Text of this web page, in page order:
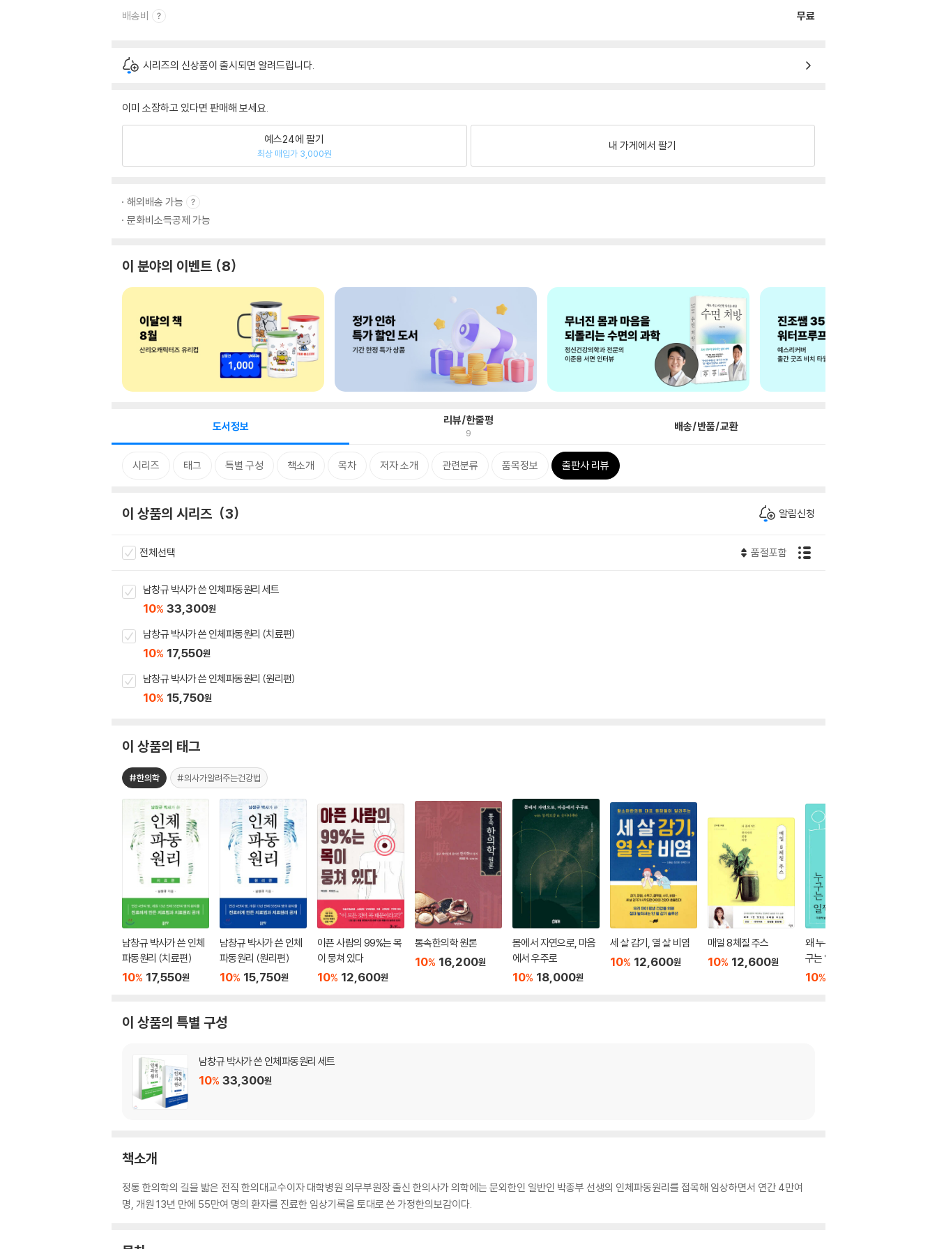
배송비 무료
시리즈의 신상품이 출시되면 알려드립니다.
이미 소장하고 있다면 판매해 보세요.
예스24에 팔기
최상 매입가 3,000원
내 가게에서 팔기
해외배송 가능
문화비소득공제 가능
이 분야의 이벤트 8
도서정보 리뷰/한줄평
9 배송/반품/교환
시리즈 태그 특별 구성 책소개 목차 저자 소개 관련분류 품목정보 출판사 리뷰
이 상품의 시리즈 3 알림신청
전체선택 품절포함
남창규 박사가 쓴 인체파동원리 세트
10% 33,300원
남창규 박사가 쓴 인체파동원리 (치료편)
10% 17,550원
남창규 박사가 쓴 인체파동원리 (원리편)
10% 15,750원
이 상품의 태그
#한의학 #의사가알려주는건강법
남창규 박사가 쓴 인체
파동원리 (치료편)
10% 17,550원
남창규 박사가 쓴 인체
파동원리 (원리편)
10% 15,750원
아픈 사람의 99%는 목
이 뭉쳐 있다
10% 12,600원
통속한의학 원론
10% 16,200원
몸에서 자연으로, 마음
에서 우주로
10% 18,000원
세 살 감기, 열 살 비염
10% 12,600원
매일 8체질 주스
10% 12,600원
왜 누구는 오래 살고 누
구는 일찍 죽을까?
10%
이 상품의 특별 구성
남창규 박사가 쓴 인체파동원리 세트
10% 33,300원
책소개
정통 한의학의 길을 밟은 전직 한의대교수이자 대학병원 의무부원장 출신 한의사가 의학에는 문외한인 일반인 박종부 선생의 인체파동원리를 접목해 임상하면서 연간 4만여
명, 개원 13년 만에 55만여 명의 환자를 진료한 임상기록을 토대로 쓴 가정한의보감이다.